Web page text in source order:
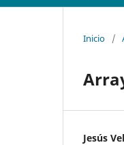
Inicio /
Jesús